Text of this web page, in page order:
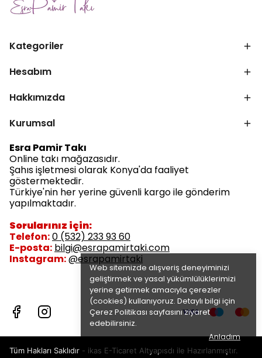
Web sitemizde alışveriş deneyiminizi
geliştirmek ve yasal yükümlülüklerimizi
yerine getirmek amacıyla çerezler
(cookies) kullanıyoruz. Detaylı bilgi için
Çerez Politikası sayfasını ziyaret
edebilirsiniz.
Anladım
Kategoriler
Hesabım
Hakkımızda
Kurumsal
Esra Pamir Takı
Online takı mağazasıdır.
Şahıs işletmesi olarak Konya'da faaliyet
göstermektedir.
Türkiye'nin her yerine güvenli kargo ile gönderim
yapılmaktadır.
Sorularınız için:
Telefon:0 (532) 233 93 60
E-posta: bilgi@esrapamirtaki.com
Instagram:@esrapamirtaki
Tüm Hakları Saklıdır - ikas E-Ticaret Altyapısdı ile Hazırlanmıştır.